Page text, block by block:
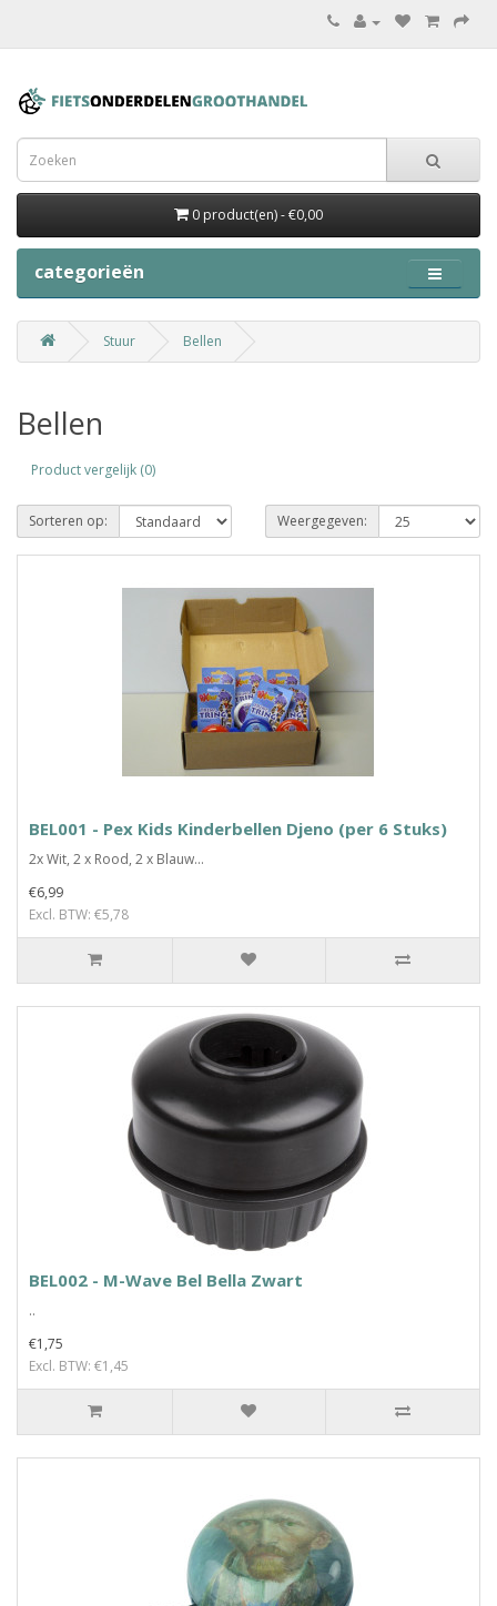
0 product(en) - €0,00
categorieën
Stuur Bellen
Bellen
Product vergelijk (0)
Sorteren op: Weergegeven:
BEL001 - Pex Kids Kinderbellen Djeno (per 6 Stuks)
2x Wit, 2 x Rood, 2 x Blauw...
€6,99
Excl. BTW: €5,78
BEL002 - M-Wave Bel Bella Zwart
..
€1,75
Excl. BTW: €1,45